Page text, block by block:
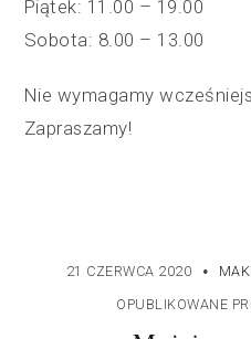
Piątek: 11.00 – 19.00
Sobota: 8.00 – 13.00
Nie wymagamy
Zapraszamy!
21 CZERWCA 2020 ·
OPUBLIKOWANE